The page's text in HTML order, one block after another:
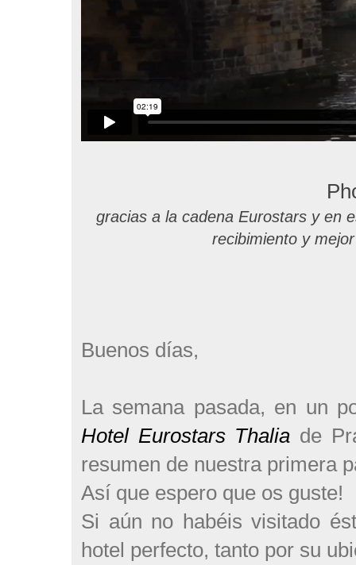
gracias a la cadena Eurostars y en
recibimiento y
Buenos días,
La semana pasada, en un
Hotel Eurostars Thalia de
resumen de nuestra primera
Así que espero que os guste!
Si aún no habéis visitado
hotel perfecto, tanto por su